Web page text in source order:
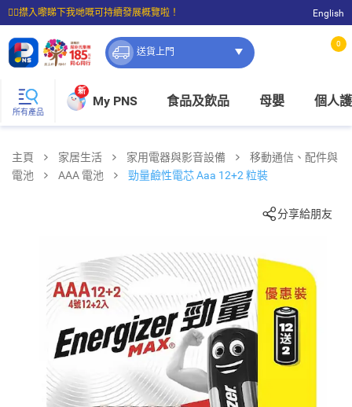
☝🏼㩒入嚟睇下我哋嘅可持續發展概覽啦！
⭐購物滿$399即享免費送貨；滿$100即可免費店取。
English
送貨上門
0
所有產品
新
My PNS 食品及飲品 母嬰 個人
主頁 家居生活 家用電器與影音設備
移動通信、配件與
電池
AAA 電池 勁量鹼性電芯 Aaa 12+2 粒裝
分享給朋友